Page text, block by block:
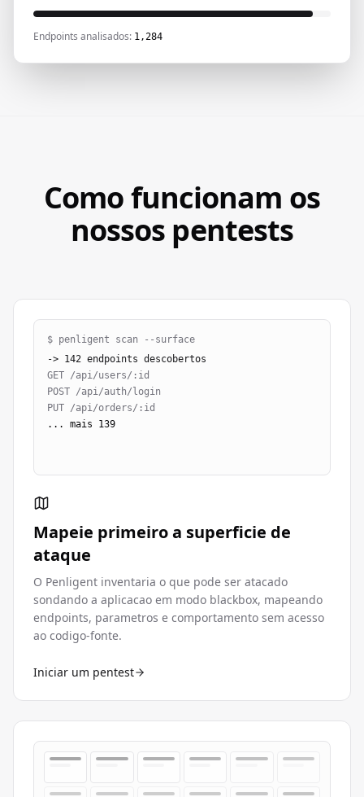
Endpoints analisados: 1,284
Como funcionam os
nossos pentests
$ penligent scan --surface
-> 142 endpoints descobertos
GET /api/users/:id
POST /api/auth/login
PUT /api/orders/:id
... mais 139
Mapeie primeiro a superficie de
ataque
O Penligent inventaria o que pode ser atacado
sondando a aplicacao em modo blackbox, mapeando
endpoints, parametros e comportamento sem acesso
ao codigo-fonte.
Iniciar um pentest